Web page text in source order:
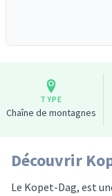
TYPE
Chaîne de montagnes
Découvrir
Le Kopet-Dag, est